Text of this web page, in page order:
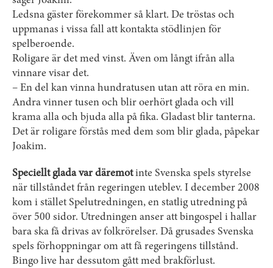
Ledsna gäster förekommer så klart. De tröstas och
uppmanas i vissa fall att kontakta stödlinjen för
spelberoende.
Roligare är det med vinst. Även om långt ifrån alla
vinnare visar det.
– En del kan vinna hundratusen utan att röra en min.
Andra vinner tusen och blir oerhört glada och vill
krama alla och bjuda alla på fika. Gladast blir tanterna.
Det är roligare förstås med dem som blir glada, påpekar
Joakim.
Speciellt glada var däremotinte Svenska spels styrelse
när tillståndet från regeringen uteblev. I december 2008
kom i stället Spel­utredningen, en statlig utredning på
över 500 sidor. Utredningen anser att bingospel i hallar
bara ska få drivas av folkrörelser. Då grusades Svenska
spels förhoppningar om att få regeringens tillstånd.
Bingo live har dessutom gått med brakförlust.